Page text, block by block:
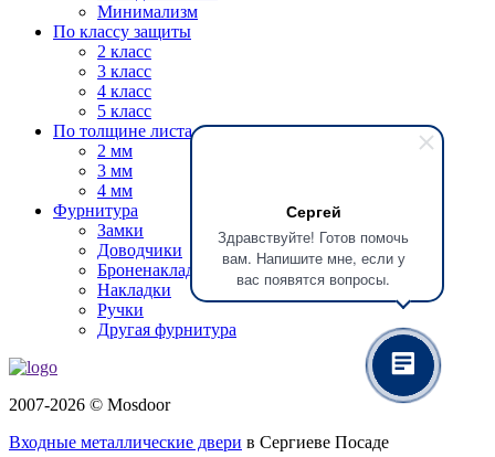
Сергей
Здравствуйте! Готов помочь
вам. Напишите мне, если у
вас появятся вопросы.
Минимализм
По классу защиты
2 класс
3 класс
4 класс
5 класс
По толщине листа
2 мм
3 мм
4 мм
Фурнитура
Замки
Доводчики
Броненакладки
Накладки
Ручки
Другая фурнитура
2007-2026 © Mosdoor
Входные металлические двери в Сергиеве Посаде